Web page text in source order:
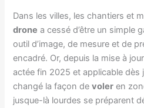
Dans les villes, les chantiers et
drone a cessé d’être un simple
outil d’image, de mesure et de
encadré. Or, depuis la mise à
actée fin 2025 et applicable dès
changé la façon devoler en
jusque-là lourdes se préparent